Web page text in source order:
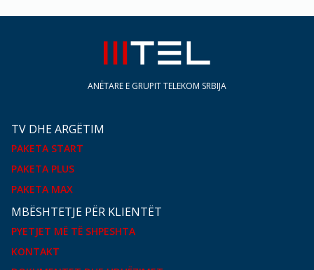
ANËTARE E GRUPIT TELEKOM SRBIJA
TV DHE ARGËTIM
PAKETA START
PAKETA PLUS
PAKETA MAX
MBËSHTETJE PËR KLIENTËT
PYETJET MË TË SHPESHTA
KONTAKT